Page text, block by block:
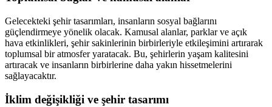
Gelecekteki şehir tasarımları, insanların sosyal bağlarını
güçlendirmeye yönelik olacak. Kamusal alanlar, parklar ve açık
hava etkinlikleri, şehir sakinlerinin birbirleriyle etkileşimini artırarak
toplumsal bir atmosfer yaratacak. Bu, şehirlerin yaşam kalitesini
artıracak ve insanların birbirlerine daha yakın hissetmelerini
sağlayacaktır.
İklim değişikliği ve şehir tasarımı